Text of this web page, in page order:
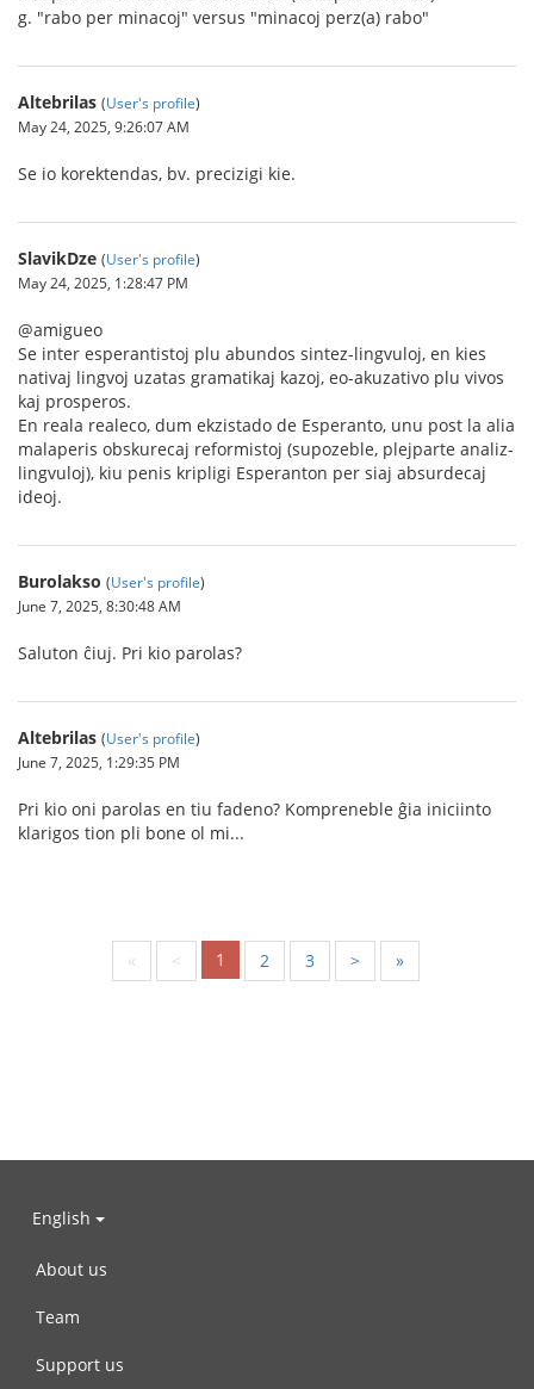
g. "rabo per minacoj" versus "minacoj perz(a) rabo"
Altebrilas (User's profile)
May 24, 2025, 9:26:07 AM
Se io korektendas, bv. precizigi kie.
SlavikDze (User's profile)
May 24, 2025, 1:28:47 PM
@amigueo
Se inter esperantistoj plu abundos sintez-lingvuloj, en kies
nativaj lingvoj uzatas gramatikaj kazoj, eo-akuzativo plu vivos
kaj prosperos.
En reala realeco, dum ekzistado de Esperanto, unu post la alia
malaperis obskurecaj reformistoj (supozeble, plejparte analiz-
lingvuloj), kiu penis kripligi Esperanton per siaj absurdecaj
ideoj.
Burolakso (User's profile)
June 7, 2025, 8:30:48 AM
Saluton ĉiuj. Pri kio parolas?
Altebrilas (User's profile)
June 7, 2025, 1:29:35 PM
Pri kio oni parolas en tiu fadeno? Kompreneble ĝia iniciinto
klarigos tion pli bone ol mi...
« < 1 2 3 > »
English
About us
Team
Support us